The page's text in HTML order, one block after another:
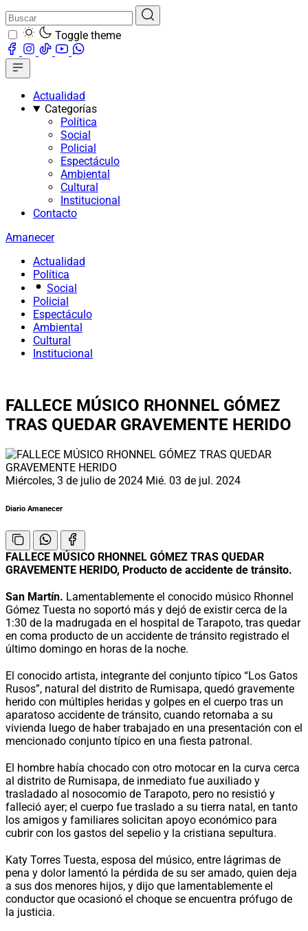
Toggle theme
Actualidad
Categorías
Política
Social
Policial
Espectáculo
Ambiental
Cultural
Institucional
Contacto
Amanecer
Actualidad
Política
Social
Policial
Espectáculo
Ambiental
Cultural
Institucional
FALLECE MÚSICO RHONNEL GÓMEZ
TRAS QUEDAR GRAVEMENTE HERIDO
Miércoles, 3 de julio de 2024 Mié. 03 de jul. 2024
Diario Amanecer
FALLECE MÚSICO RHONNEL GÓMEZ TRAS QUEDAR
GRAVEMENTE HERIDO, Producto de accidente de tránsito.
San Martín. Lamentablemente el conocido músico Rhonnel
Gómez Tuesta no soportó más y dejó de existir cerca de la
1:30 de la madrugada en el hospital de Tarapoto, tras quedar
en coma producto de un accidente de tránsito registrado el
último domingo en horas de la noche.
El conocido artista, integrante del conjunto típico “Los Gatos
Rusos”, natural del distrito de Rumisapa, quedó gravemente
herido con múltiples heridas y golpes en el cuerpo tras un
aparatoso accidente de tránsito, cuando retornaba a su
vivienda luego de haber trabajado en una presentación con el
mencionado conjunto típico en una fiesta patronal.
El hombre había chocado con otro motocar en la curva cerca
al distrito de Rumisapa, de inmediato fue auxiliado y
trasladado al nosocomio de Tarapoto, pero no resistió y
falleció ayer; el cuerpo fue traslado a su tierra natal, en tanto
los amigos y familiares solicitan apoyo económico para
cubrir con los gastos del sepelio y la cristiana sepultura.
Katy Torres Tuesta, esposa del músico, entre lágrimas de
pena y dolor lamentó la pérdida de su ser amado, quien deja
a sus dos menores hijos, y dijo que lamentablemente el
conductor que ocasionó el choque se encuentra prófugo de
la justicia.